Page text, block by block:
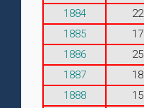
1884
22
1885
17
1886
25
1887
18
1888
15